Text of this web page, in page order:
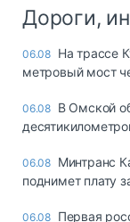
Дороги,
06.08 На трассе
метровый мост
06.08 В Омской
06.08 Минтранс
поднимет плату
06.08 Первая